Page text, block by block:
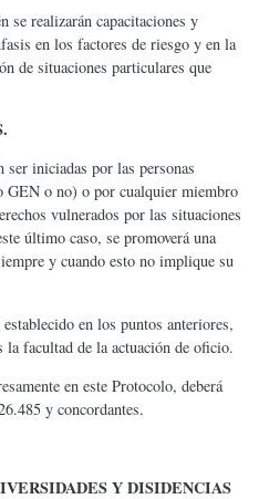
se realizarán capacitaciones y
en los factores de riesgo y en la
de situaciones particulares que
ser iniciadas por las personas
GEN o no) o por cualquier miembro
vulnerados por las situaciones
último caso, se promoverá una
y cuando esto no implique su
en los puntos anteriores,
la facultad de la actuación de oficio.
en este Protocolo, deberá
y concordantes.
Y DISIDENCIAS